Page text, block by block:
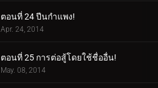
ตอนที่ 24 ปีนกำแพง!
Apr. 24, 2014
ตอนที่ 25 การต่อสู้โดยใช้ชื่ออื่น!
May. 08, 2014